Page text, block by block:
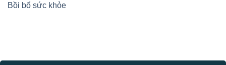
Bồi bổ sức khỏe